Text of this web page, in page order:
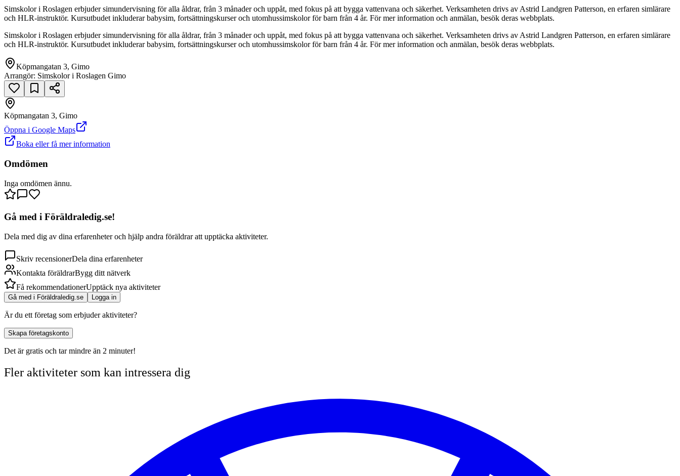
Simskolor i Roslagen erbjuder simundervisning för alla åldrar, från 3 månader och uppåt, med fokus på att bygga vattenvana och säkerhet. Verksamheten drivs av Astrid Landgren Patterson, en erfaren simlärare
och HLR-instruktör. Kursutbudet inkluderar babysim, fortsättningskurser och utomhussimskolor för barn från 4 år. För mer information och anmälan, besök deras webbplats.
Simskolor i Roslagen erbjuder simundervisning för alla åldrar, från 3 månader och uppåt, med fokus på att bygga vattenvana och säkerhet. Verksamheten drivs av Astrid Landgren Patterson, en erfaren simlärare
och HLR-instruktör. Kursutbudet inkluderar babysim, fortsättningskurser och utomhussimskolor för barn från 4 år. För mer information och anmälan, besök deras webbplats.
Köpmangatan 3, Gimo
Arrangör: Simskolor i Roslagen Gimo
Köpmangatan 3, Gimo
Öppna i Google Maps
Boka eller få mer information
Omdömen
Inga omdömen ännu.
Gå med i Föräldraledig.se!
Dela med dig av dina erfarenheter och hjälp andra föräldrar att upptäcka aktiviteter.
Skriv recensionerDela dina erfarenheter
Kontakta föräldrarBygg ditt nätverk
Få rekommendationerUpptäck nya aktiviteter
Gå med i Föräldraledig.se Logga in
Är du ett företag som erbjuder aktiviteter?
Skapa företagskonto
Det är gratis och tar mindre än 2 minuter!
Fler aktiviteter som kan intressera dig